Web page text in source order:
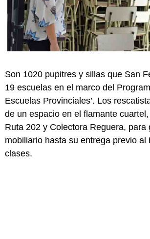
Son 1020 pupitres y sillas que San
19 escuelas en el marco del
Escuelas Provinciales’. Los
de un espacio en el flamante
Ruta 202 y Colectora Reguera, para
mobiliario hasta su entrega previo al
clases.